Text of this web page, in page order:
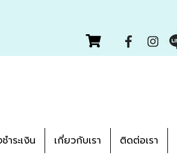
นต่ำ
ำระเงิน เกี่ยวกับเรา ติดต่อเรา